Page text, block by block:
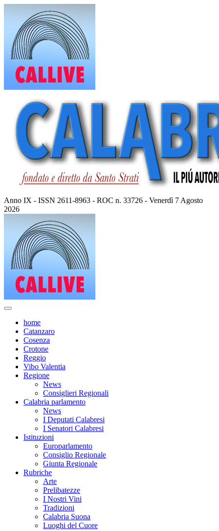
contenuto
Anno IX - ISSN 2611-8963 - ROC n. 33726 - Venerdì 7 Agosto
2026
home
Catanzaro
Cosenza
Crotone
Reggio
Vibo Valentia
Regione
News
Consiglieri Regionali
Calabria parlamento
News
I Deputati Calabresi
I Senatori Calabresi
Istituzioni
Europarlamento
Consiglio Regionale
Giunta Regionale
Rubriche
Arte
Prelibatezze
I Nostri Vini
Tradizioni
Calabria Suona
Luoghi del Cuore